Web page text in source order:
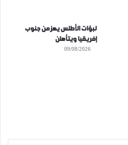
لبؤات الأطلس يهزمن جنوب
إفريقيا ويتأهلن
09/08/2026